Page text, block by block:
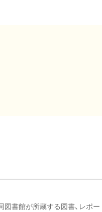
書館が所蔵する図書、レポー